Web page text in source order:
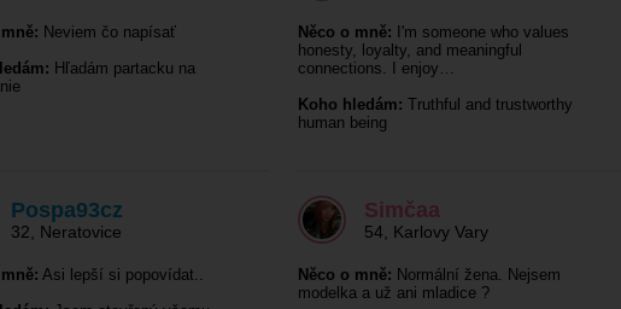
Neviem čo napísať
Hľadám partacku na
Pospa93cz
32 Neratovice
Asi lepší si popovídat..
Něco o mně: I'm someone who values
honesty, loyalty, and meaningful
connections. I enjoy…
Koho hledám: Truthful and trustworthy
human being
Simčaa
54 Karlovy Vary
Něco o mně: Normální žena. Nejsem
modelka a už ani mladice ?